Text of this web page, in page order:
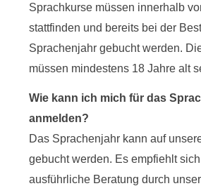
Sprachkurse müssen innerhalb
stattfinden und bereits bei der
Sprachenjahr gebucht werden.
müssen mindestens 18 Jahre alt
Wie kann ich mich für das
anmelden?
Das Sprachenjahr kann auf
gebucht werden. Es empfiehlt
ausführliche Beratung durch